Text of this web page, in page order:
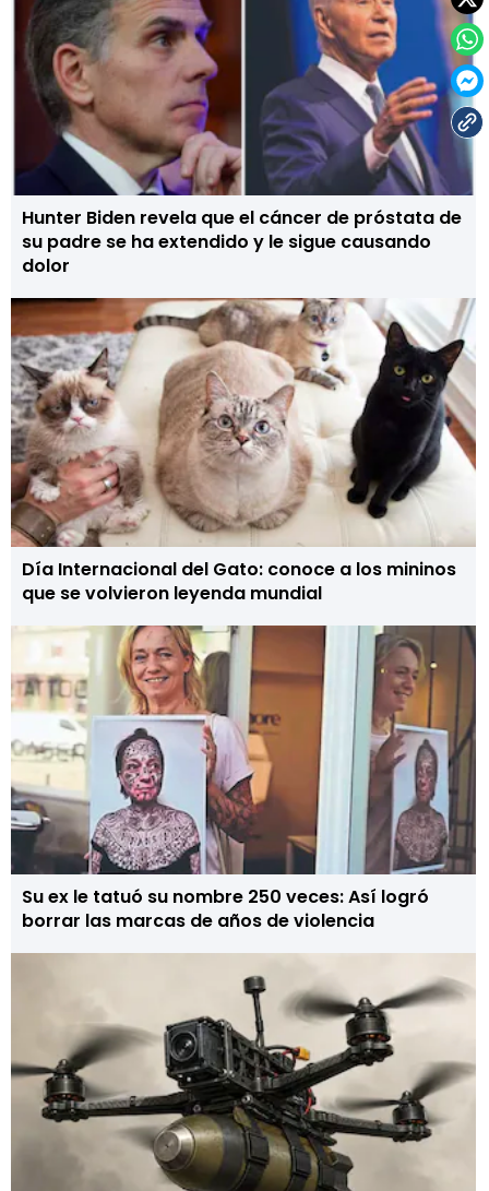
Hunter Biden revela que el cáncer de próstata de
su padre se ha extendido y le sigue causando
dolor
Día Internacional del Gato: conoce a los mininos
que se volvieron leyenda mundial
Su ex le tatuó su nombre 250 veces: Así logró
borrar las marcas de años de violencia